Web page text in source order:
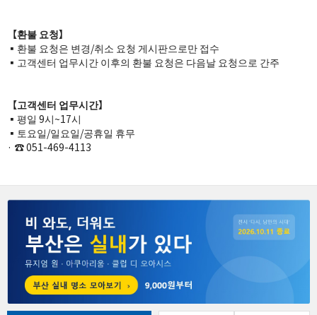
【환불 요청】
​​▪️​​​​환불 요청은 변경/취소 요청 게시판으로만 접수
​​▪️​​​​고객센터 업무시간 이후의 환불 요청은 다음날 요청으로 간주
【고객센터 업무시간】
​​▪️​​​​평일 9시~17시
​​▪️토요일/​​​일요일/공휴일 휴무​​​​
· ☎ 051-469-4113​​